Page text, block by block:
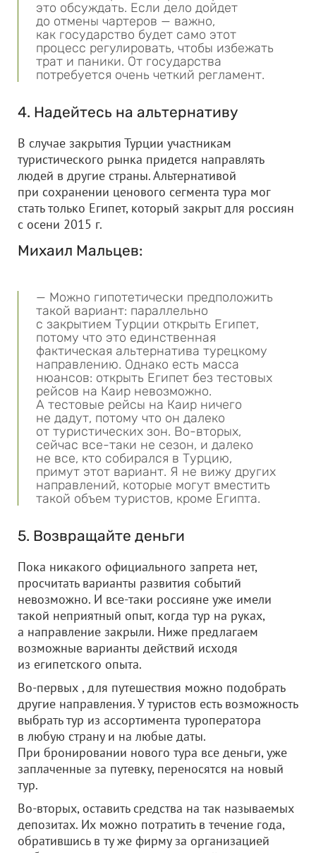
это обсуждать. Если дело дойдет
до отмены чартеров — важно,
как государство будет само этот
процесс регулировать, чтобы избежать
трат и паники. От государства
потребуется очень четкий регламент.
4. Надейтесь на альтернативу
В случае закрытия Турции участникам
туристического рынка придется направлять
людей в другие страны. Альтернативой
при сохранении ценового сегмента тура мог
стать только Египет, который закрыт для россиян
с осени 2015 г.
Михаил Мальцев:
— Можно гипотетически предположить
такой вариант: параллельно
с закрытием Турции открыть Египет,
потому что это единственная
фактическая альтернатива турецкому
направлению. Однако есть масса
нюансов: открыть Египет без тестовых
рейсов на Каир невозможно.
А тестовые рейсы на Каир ничего
не дадут, потому что он далеко
от туристических зон. Во-вторых,
сейчас все-таки не сезон, и далеко
не все, кто собирался в Турцию,
примут этот вариант. Я не вижу других
направлений, которые могут вместить
такой объем туристов, кроме Египта.
5. Возвращайте деньги
Пока никакого официального запрета нет,
просчитать варианты развития событий
невозможно. И все-таки россияне уже имели
такой неприятный опыт, когда тур на руках,
а направление закрыли. Ниже предлагаем
возможные варианты действий исходя
из египетского опыта.
Во-первых , для путешествия можно подобрать
другие направления. У туристов есть возможность
выбрать тур из ассортимента туроператора
в любую страну и на любые даты.
При бронировании нового тура все деньги, уже
заплаченные за путевку, переносятся на новый
тур.
Во-вторых, оставить средства на так называемых
депозитах. Их можно потратить в течение года,
обратившись в ту же фирму за организацией